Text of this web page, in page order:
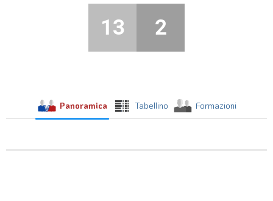
13 2
Panoramica Tabellino Formazioni